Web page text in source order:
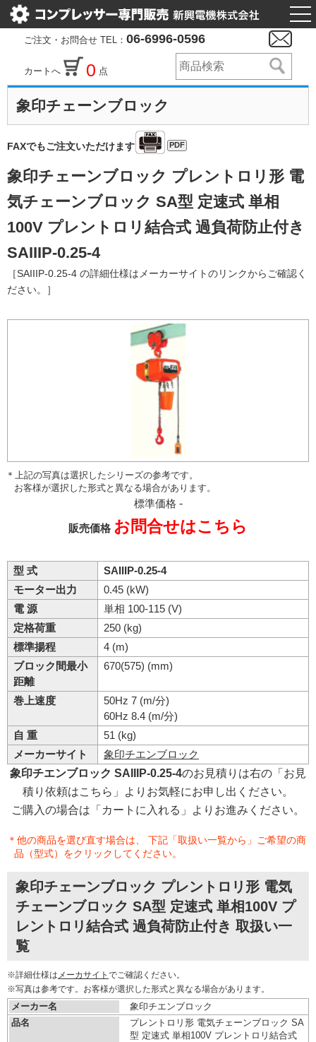
ご注文・お問合せ TEL： 06-6996-0596
カートへ 0 点
象印チェーンブロック
FAXでもご注文いただけます PDF
象印チェーンブロック プレントロリ形 電
気チェーンブロック SA型 定速式 単相
100V プレントロリ結合式 過負荷防止付き
SAIIIP-0.25-4
［SAIIIP-0.25-4 の詳細仕様はメーカーサイトのリンクからご確認く
ださい。］
＊上記の写真は選択したシリーズの参考です。
お客様が選択した形式と異なる場合があります。
標準価格 -
販売価格 お問合せはこちら
型 式
SAIIIP-0.25-4
モーター出力
0.45 (kW)
電 源
単相 100-115 (V)
定格荷重
250 (kg)
標準揚程
4 (m)
ブロック間最小
距離
670(575) (mm)
巻上速度
50Hz 7 (m/分)
60Hz 8.4 (m/分)
自 重
51 (kg)
メーカーサイト
象印チエンブロック
象印チエンブロック SAIIIP-0.25-4のお見積りは右の「お見
積り依頼はこちら」よりお気軽にお申し出ください。
ご購入の場合は「カートに入れる」よりお進みください。
＊他の商品を選び直す場合は、 下記「取扱い一覧から」ご希望の商
品（型式）をクリックしてください。
象印チェーンブロック プレントロリ形 電気
チェーンブロック SA型 定速式 単相100V プ
レントロリ結合式 過負荷防止付き 取扱い一
覧
※詳細仕様は メーカサイト でご確認ください。
※写真は参考です。お客様が選択した形式と異なる場合があります。
メーカー名
象印チエンブロック
品名
プレントロリ形 電気チェーンブロック SA
型 定速式 単相100V プレントロリ結合式